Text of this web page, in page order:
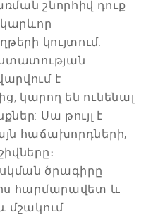
շնորհիվ դուք
կարևոր
կույտում:
է
կարող են ունենալ
Սա թույլ է
հաճախորդների,
ծրագիրը
հարմարավետ և